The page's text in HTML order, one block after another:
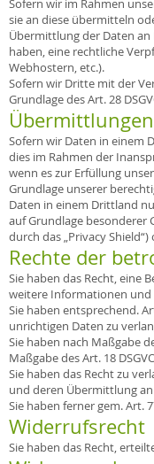
Sofern wir im Rahmen
sie an diese übermitteln
Übermittlung der Daten an
haben, eine rechtliche
Webhostern, etc.).
Sofern wir Dritte mit der
Grundlage des Art. 28
Sofern wir Daten in einem
dies im Rahmen der
wenn es zur Erfüllung
Grundlage unserer
Daten in einem Drittland
auf Grundlage besonderer
durch das „Privacy
Rechte der
Sie haben das Recht, eine
weitere Informationen und
Sie haben entsprechend.
unrichtigen Daten zu
Sie haben nach Maßgabe
Maßgabe des Art. 18
Sie haben das Recht zu
und deren Übermittlung
Sie haben ferner gem. Art.
Widerrufsrecht
Sie haben das Recht,